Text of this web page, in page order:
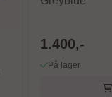
1.400,-
På lager